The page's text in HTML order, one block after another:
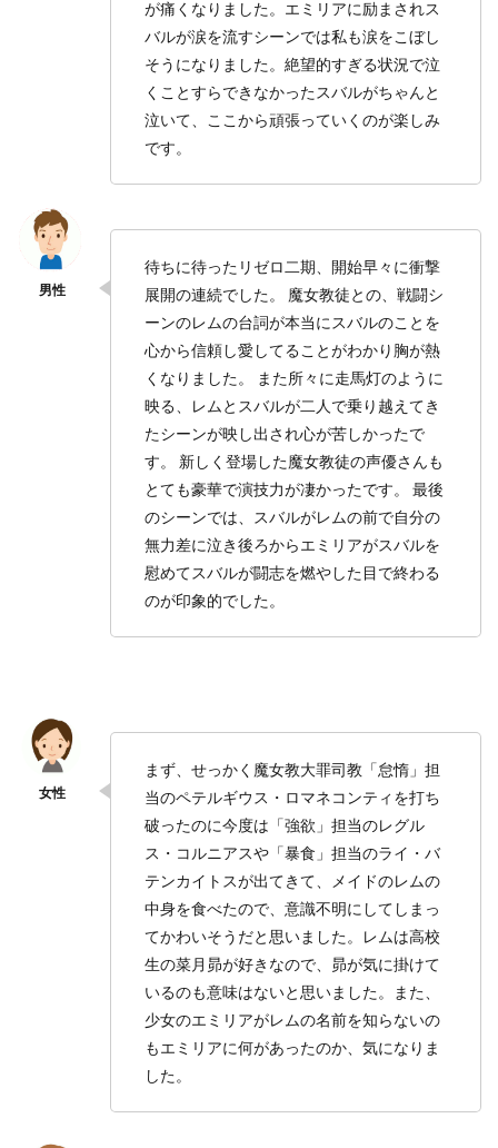
が痛くなりました。エミリアに励まされス
バルが涙を流すシーンでは私も涙をこぼし
そうになりました。絶望的すぎる状況で泣
くことすらできなかったスバルがちゃんと
泣いて、ここから頑張っていくのが楽しみ
です。
待ちに待ったリゼロ二期、開始早々に衝撃
展開の連続でした。 魔女教徒との、戦闘シ
ーンのレムの台詞が本当にスバルのことを
心から信頼し愛してることがわかり胸が熱
くなりました。 また所々に走馬灯のように
映る、レムとスバルが二人で乗り越えてき
たシーンが映し出され心が苦しかったで
す。 新しく登場した魔女教徒の声優さんも
とても豪華で演技力が凄かったです。 最後
のシーンでは、スバルがレムの前で自分の
無力差に泣き後ろからエミリアがスバルを
慰めてスバルが闘志を燃やした目で終わる
のが印象的でした。
まず、せっかく魔女教大罪司教「怠惰」担
当のペテルギウス・ロマネコンティを打ち
破ったのに今度は「強欲」担当のレグル
ス・コルニアスや「暴食」担当のライ・バ
テンカイトスが出てきて、メイドのレムの
中身を食べたので、意識不明にしてしまっ
てかわいそうだと思いました。レムは高校
生の菜月昴が好きなので、昴が気に掛けて
いるのも意味はないと思いました。また、
少女のエミリアがレムの名前を知らないの
もエミリアに何があったのか、気になりま
した。